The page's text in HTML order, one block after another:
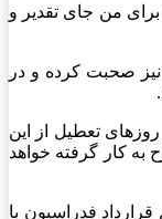
من جای تقدیر و
صحبت کرده و در
است. در روز‌های تعطیل از این
به کار گرفته خواهد
فدراسیون با